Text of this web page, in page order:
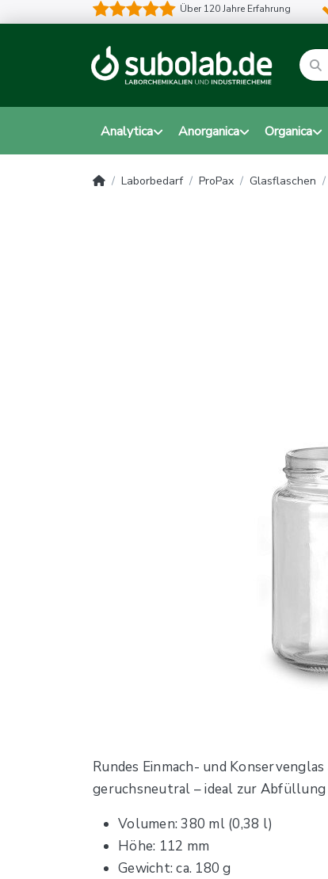
Über 120 Jahre Erfahrung
Analytica Anorganica Organica
Laborbedarf ProPax Glasflaschen
Rundes Einmach- und
geruchsneutral – ideal zur
Volumen: 380 ml (0,38 l)
Höhe: 112 mm
Gewicht: ca. 180 g